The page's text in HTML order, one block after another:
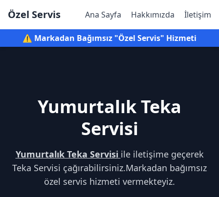
Özel Servis Ana Sayfa Hakkımızda İletişim
⚠️ Markadan Bağımsız "Özel Servis" Hizmeti
Yumurtalık Teka
Servisi
Yumurtalık Teka Servisi ile iletişime geçerek
Teka Servisi çağırabilirsiniz.Markadan bağımsız
özel servis hizmeti vermekteyiz.